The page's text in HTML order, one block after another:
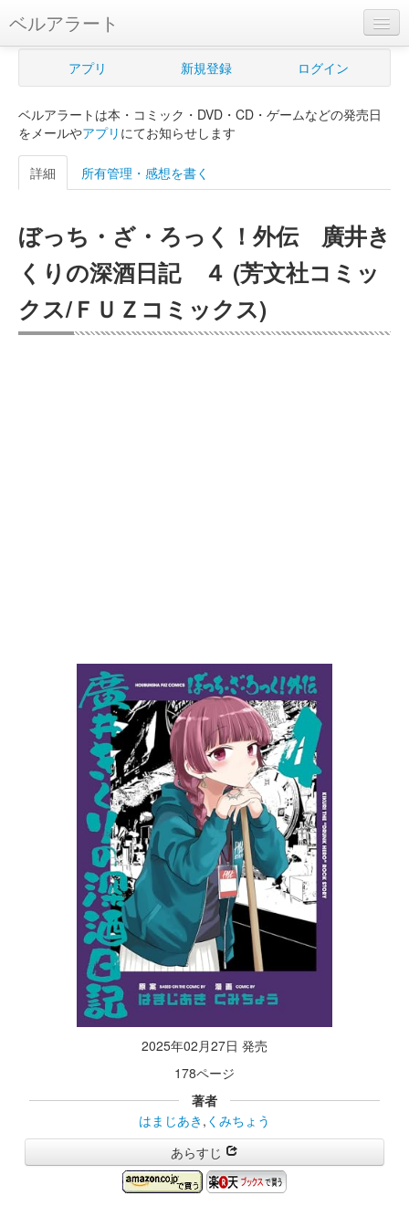
ベルアラート
ベルアラートとは
新規登録
ログイン
購入管理
Myシェルフ
プレミアム
アプリ 新規登録 ログイン
ベルアラートは本・コミック・DVD・CD・ゲームなどの発売日
をメールやアプリ にてお知らせします
詳細 所有管理・感想を書く
ぼっち・ざ・ろっく！外伝 廣井き
くりの深酒日記 ４ (芳文社コミッ
クス/ＦＵＺコミックス)
2025年02月27日 発売
178ページ
著者
はまじあき , くみちょう
あらすじ